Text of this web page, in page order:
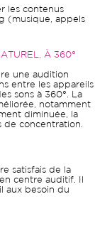
les contenus
(musique, appels
À 360°
une audition
entre les appareils
sons à 360°. La
notamment
diminuée, la
de concentration.
satisfais de la
centre auditif. Il
aux besoin du